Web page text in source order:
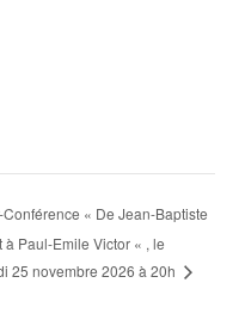
Conférence « De Jean-Baptiste
à Paul-Emile Victor « , le
25 novembre 2026 à 20h